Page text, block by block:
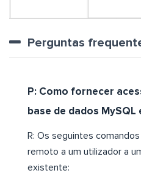
Perguntas
P: Como fornecer
base de dados MySQL
R: Os seguintes
remoto a um utilizador a
existente: